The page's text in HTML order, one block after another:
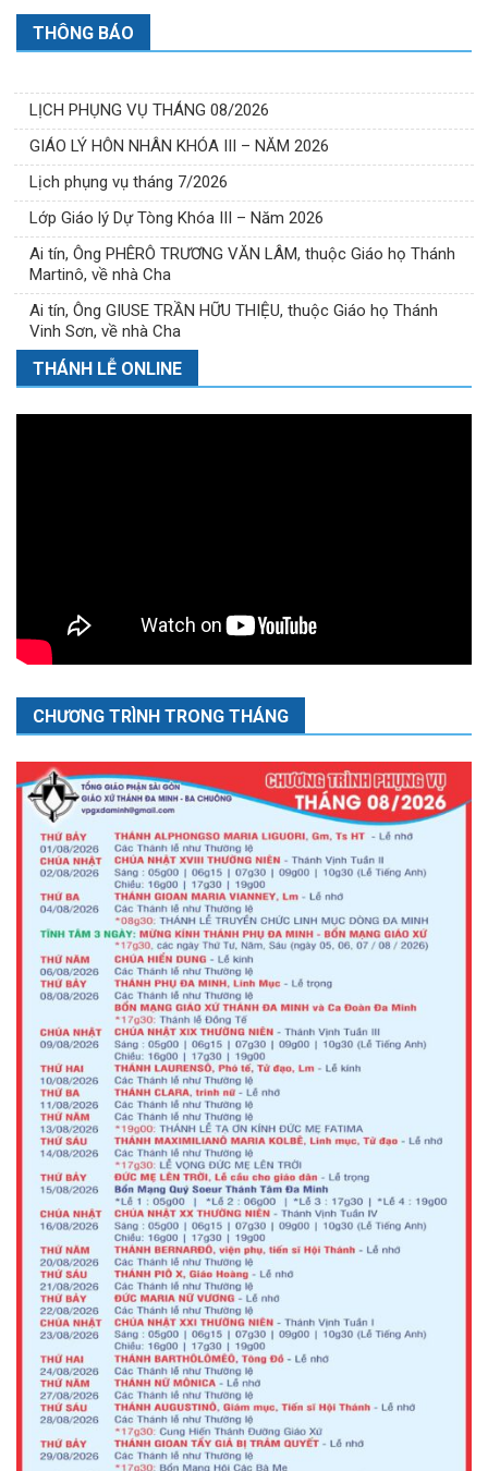
THÔNG BÁO
LỊCH PHỤNG VỤ THÁNG 08/2026
GIÁO LÝ HÔN NHÂN KHÓA III – NĂM 2026
Lịch phụng vụ tháng 7/2026
Lớp Giáo lý Dự Tòng Khóa III – Năm 2026
Ai tín, Ông PHÊRÔ TRƯƠNG VĂN LÂM, thuộc Giáo họ Thánh
Martinô, về nhà Cha
Ai tín, Ông GIUSE TRẦN HỮU THIỆU, thuộc Giáo họ Thánh
Vinh Sơn, về nhà Cha
THÁNH LỄ ONLINE
CHƯƠNG TRÌNH TRONG THÁNG